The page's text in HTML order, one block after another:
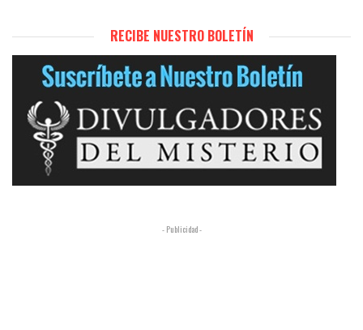
RECIBE NUESTRO BOLETÍN
- Publicidad -